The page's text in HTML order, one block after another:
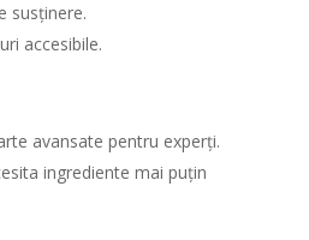
susținere.
accesibile.
avansate pentru experți.
ingrediente mai puțin